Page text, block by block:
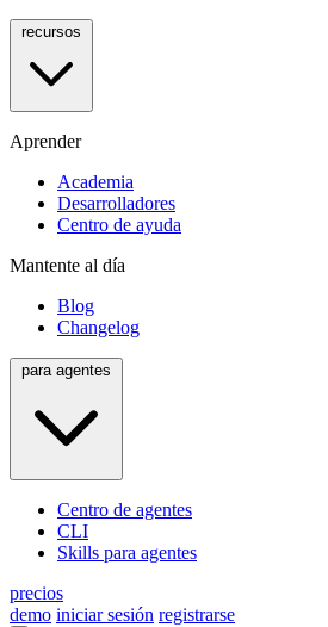
Aprender
Academia
Desarrolladores
Centro de ayuda
Mantente al día
Blog
Changelog
Centro de agentes
CLI
Skills para agentes
precios
demo iniciar sesión registrarse